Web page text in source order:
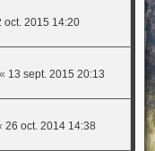
oct. 2015 14:20
13 sept. 2015 20:13
26 oct. 2014 14:38